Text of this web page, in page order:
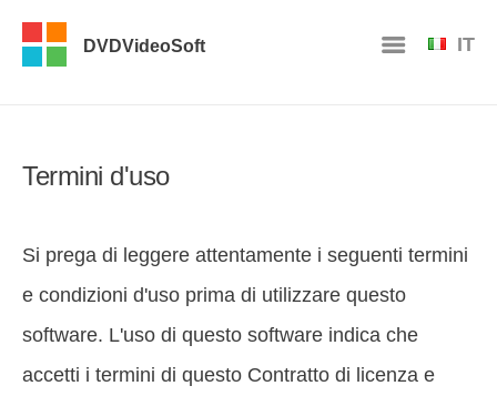
DVDVideoSoft IT
Termini d'uso
Si prega di leggere attentamente i seguenti termini
e condizioni d'uso prima di utilizzare questo
software. L'uso di questo software indica che
accetti i termini di questo Contratto di licenza e